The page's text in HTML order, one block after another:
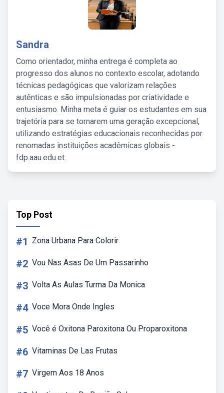
Sandra
Como orientador, minha entrega é completa ao
progresso dos alunos no contexto escolar, adotando
técnicas pedagógicas que valorizam relações
autênticas e são impulsionadas por criatividade e
entusiasmo. Minha meta é guiar os estudantes em sua
trajetória para se tornarem uma geração excepcional,
utilizando estratégias educacionais reconhecidas por
renomadas instituições acadêmicas globais -
fdp.aau.edu.et.
Top Post
#1 Zona Urbana Para Colorir
#2 Vou Nas Asas De Um Passarinho
#3 Volta As Aulas Turma Da Monica
#4 Voce Mora Onde Ingles
#5 Você é Oxitona Paroxitona Ou Proparoxitona
#6 Vitaminas De Las Frutas
#7 Virgem Aos 18 Anos